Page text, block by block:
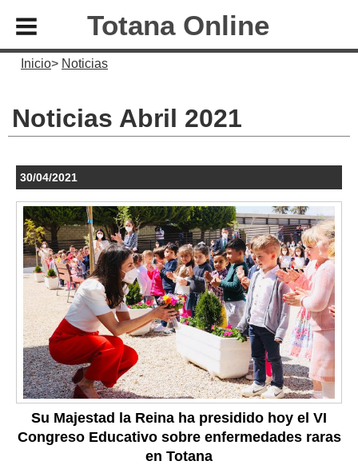
Totana Online
Inicio Noticias
Noticias Abril 2021
30/04/2021
Su Majestad la Reina ha presidido hoy el VI
Congreso Educativo sobre enfermedades raras
en Totana